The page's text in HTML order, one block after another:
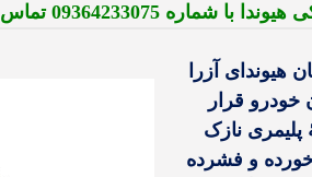
09364233075 تماس بگیرید
هیوندای آزرا
خودرو قرار
پلیمری نازک
و فشرده